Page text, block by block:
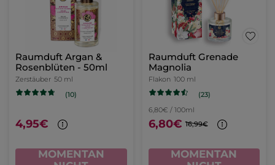
Raumduft Argan &
Rosenblüten - 50ml
Zerstäuber 50 ml
(10)
4,95€
MOMENTAN
Raumduft Grenade
Magnolia
Flakon 100 ml
(23)
6,80€ / 100ml
6,80€ 16,99€
MOMENTAN